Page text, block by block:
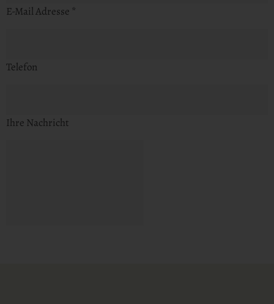
E-Mail Adresse *
Telefon
Ihre Nachricht